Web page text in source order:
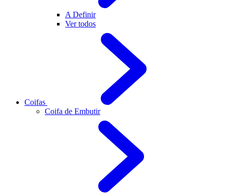
A Definir
Ver todos
Coifas
Coifa de Embutir